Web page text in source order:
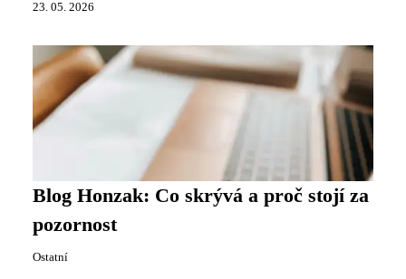
23. 05. 2026
Blog Honzak: Co skrývá a proč stojí za
pozornost
Ostatní